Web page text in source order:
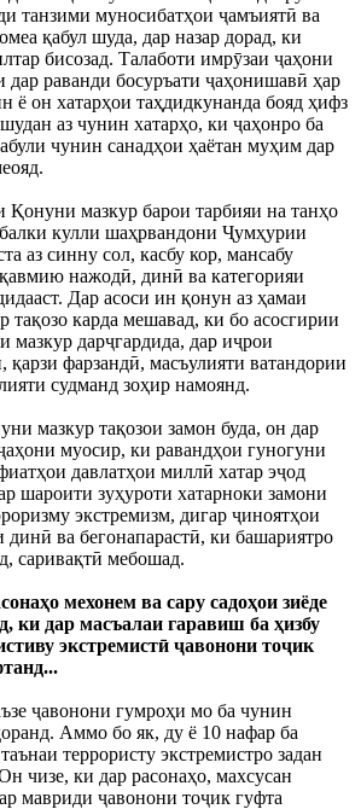
танзими муносибатҳои ҷамъиятӣ ва
қабул шуда, дар назар дорад, ки
бисозад. Талаботи имрӯзаи ҷаҳони
дар раванди босуръати ҷаҳонишавӣ ҳар
ё он хатарҳои таҳдидкунанда бояд ҳифз
аз чунин хатарҳо, ки ҷаҳонро ба
чунин санадҳои ҳаётан муҳим дар
Қонуни мазкур барои тарбияи на танҳо
кулли шаҳрвандони Ҷумҳурии
аз синну сол, касбу кор, мансабу
нажодӣ, динӣ ва категорияи
Дар асоси ин қонун аз ҳамаи
карда мешавад, ки бо асосгирии
мазкур дарҷгардида, дар иҷрои
қарзи фарзандӣ, масъулияти ватандории
судманд зоҳир намоянд.
мазкур тақозои замон буда, он дар
муосир, ки равандҳои гуногуни
давлатҳои миллӣ хатар эҷод
шароити зуҳуроти хатарноки замони
экстремизм, дигар ҷиноятҳои
динӣ ва бегонапарастӣ, ки башариятро
саривақтӣ мебошад.
мехонем ва сару садоҳои зиёде
ки дар масъалаи гаравиш ба ҳизбу
экстремистӣ ҷавонони тоҷик
ҷавонони гумроҳи мо ба чунин
Аммо бо як, ду ё 10 нафар ба
террористу экстремистро задан
чизе, ки дар расонаҳо, махсусан
мавриди ҷавонони тоҷик гуфта